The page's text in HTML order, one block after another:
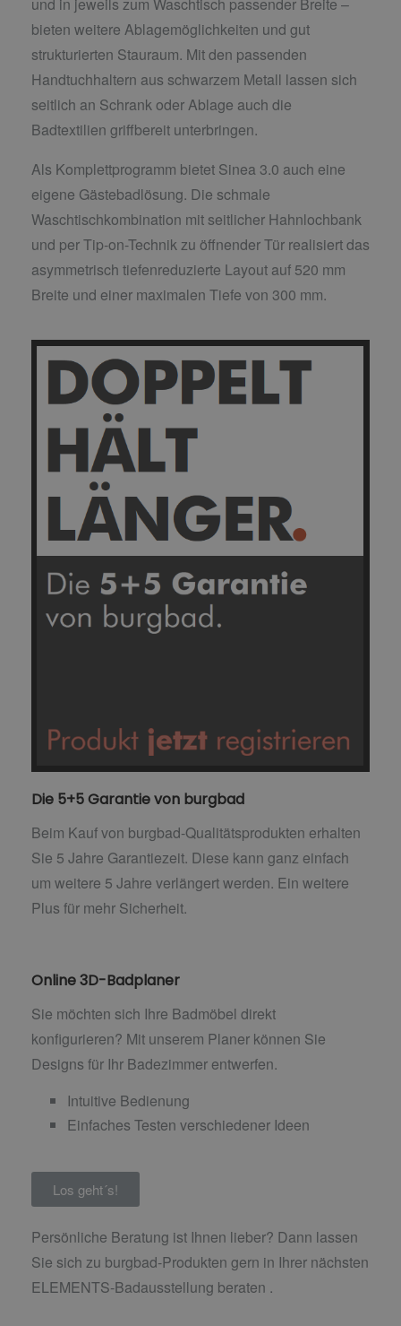
und in jeweils zum Waschtisch passender Breite –
bieten weitere Ablagemöglichkeiten und gut
strukturierten Stauraum. Mit den passenden
Handtuchhaltern aus schwarzem Metall lassen sich
seitlich an Schrank oder Ablage auch die
Badtextilien griffbereit unterbringen.
Als Komplettprogramm bietet Sinea 3.0 auch eine
eigene Gästebadlösung. Die schmale
Waschtischkombination mit seitlicher Hahnlochbank
und per Tip-on-Technik zu öffnender Tür realisiert das
asymmetrisch tiefenreduzierte Layout auf 520 mm
Breite und einer maximalen Tiefe von 300 mm.
Die 5+5 Garantie von burgbad
Beim Kauf von burgbad-Qualitätsprodukten erhalten
Sie 5 Jahre Garantiezeit. Diese kann ganz einfach
um weitere 5 Jahre verlängert werden. Ein weitere
Plus für mehr Sicherheit.
Online 3D-Badplaner
Sie möchten sich Ihre Badmöbel direkt
konfigurieren? Mit unserem Planer können Sie
Designs für Ihr Badezimmer entwerfen.
Intuitive Bedienung
Einfaches Testen verschiedener Ideen
Los geht´s!
Persönliche Beratung ist Ihnen lieber? Dann lassen
Sie sich zu burgbad-Produkten gern in Ihrer nächsten
ELEMENTS-Badausstellung beraten .